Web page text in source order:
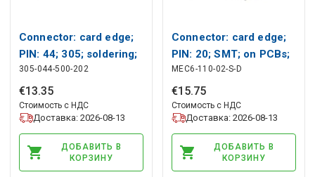
Connector: card edge;
PIN: 44; 305; soldering;
3.96mm EDAC
305-044-500-202
€13.35
Стоимость с НДС
Доставка: 2026-08-13
ДОБАВИТЬ В
КОРЗИНУ
Connector: card edge;
PIN: 20; SMT; on PCBs;
0.635mm SAMTEC
MEC6-110-02-S-D
€15.75
Стоимость с НДС
Доставка: 2026-08-13
ДОБАВИТЬ В
КОРЗИНУ